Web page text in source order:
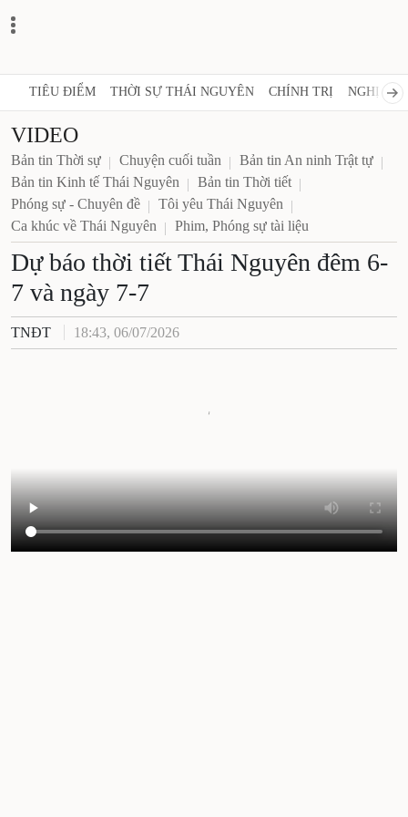
TIÊU ĐIỂM THỜI SỰ THÁI NGUYÊN CHÍNH TRỊ NGHỊ
VIDEO
Bản tin Thời sự Chuyện cuối tuần
Bản tin An ninh Trật tự
Bản tin Kinh tế Thái Nguyên
Bản tin Thời tiết
Phóng sự - Chuyên đề
Tôi yêu Thái Nguyên
Ca khúc về Thái Nguyên
Phim, Phóng sự tài liệu
Dự báo thời tiết Thái Nguyên đêm 6-
7 và ngày 7-7
TNĐT 18:43, 06/07/2026